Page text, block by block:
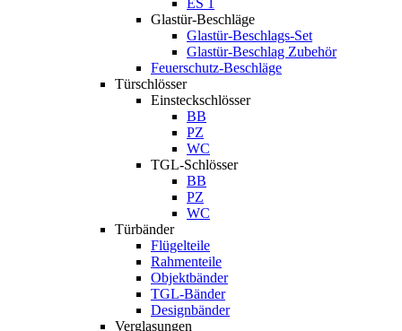
ES 1
Glastür-Beschläge
Glastür-Beschlags-Set
Glastür-Beschlag Zubehör
Feuerschutz-Beschläge
Türschlösser
Einsteckschlösser
BB
PZ
WC
TGL-Schlösser
BB
PZ
WC
Türbänder
Flügelteile
Rahmenteile
Objektbänder
TGL-Bänder
Designbänder
Verglasungen